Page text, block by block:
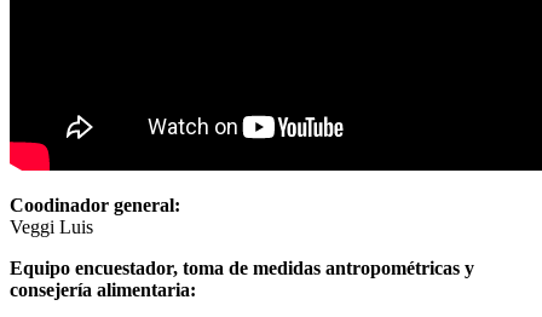
Coodinador general:
Veggi Luis
Equipo encuestador, toma de medidas antropométricas y
consejería alimentaria: